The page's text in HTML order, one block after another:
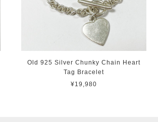
Old 925 Silver Chunky Chain Heart
Tag Bracelet
¥19,980